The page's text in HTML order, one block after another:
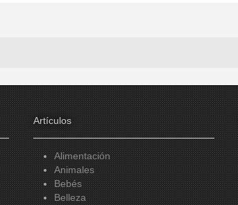
Artículos
Alimentación
Animales
Bebés
Belleza